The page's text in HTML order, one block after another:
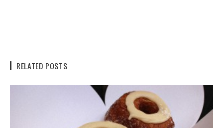
RELATED POSTS